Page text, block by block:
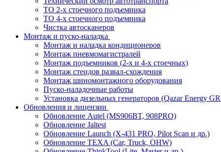
ТО 2-х стоечного подъемника
ТО 4-х стоечного подъемника
Чистка автосканеров
Монтаж и пуско-наладка
Монтаж и наладка кондиционеров
Монтаж пневмомагистралей
Монтаж подъемников (2-х и 4-х стоечных)
Монтаж стендов развал-схождения
Монтаж шиномонтажного оборудования
Пуско-наладочные работы
Установка дизельных генераторов (Qazar Energy
Обновления и лицензии
Обновление Autel (MS906BT, 908PRO)
Обновление Jaltest
Обновление Launch (X-431 PRO, Pilot Scan и др.)
Обновление TEXA (Car, Truck, OHW)